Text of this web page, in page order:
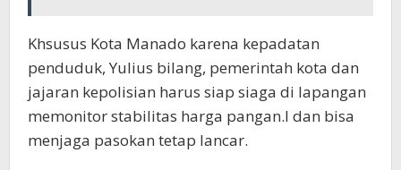
Khsusus Kota Manado karena kepadatan
penduduk, Yulius bilang, pemerintah kota dan
jajaran kepolisian harus siap siaga di lapangan
memonitor stabilitas harga pangan.l dan bisa
menjaga pasokan tetap lancar.